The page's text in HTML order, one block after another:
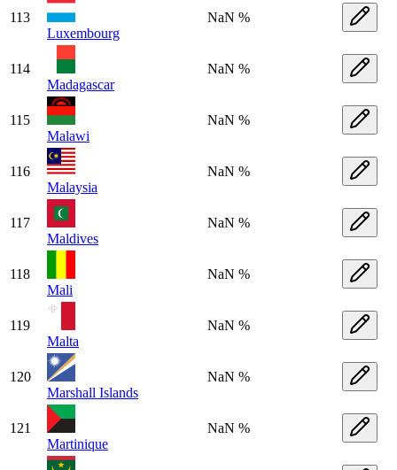
113
Luxembourg
NaN %
114
Madagascar
NaN %
115
Malawi
NaN %
116
Malaysia
NaN %
117
Maldives
NaN %
118
Mali
NaN %
119
Malta
NaN %
120
Marshall Islands
NaN %
121
Martinique
NaN %